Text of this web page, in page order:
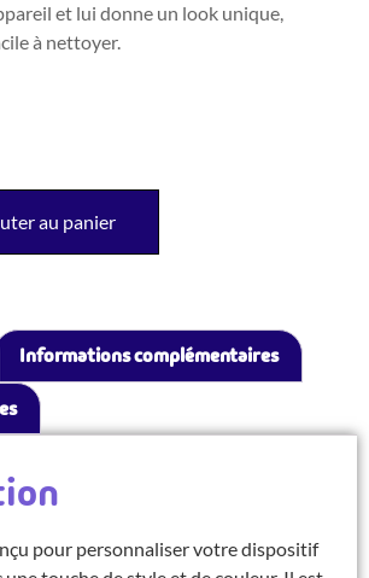
et lui donne un look unique,
à nettoyer.
au panier
Informations complémentaires
pour personnaliser votre dispositif